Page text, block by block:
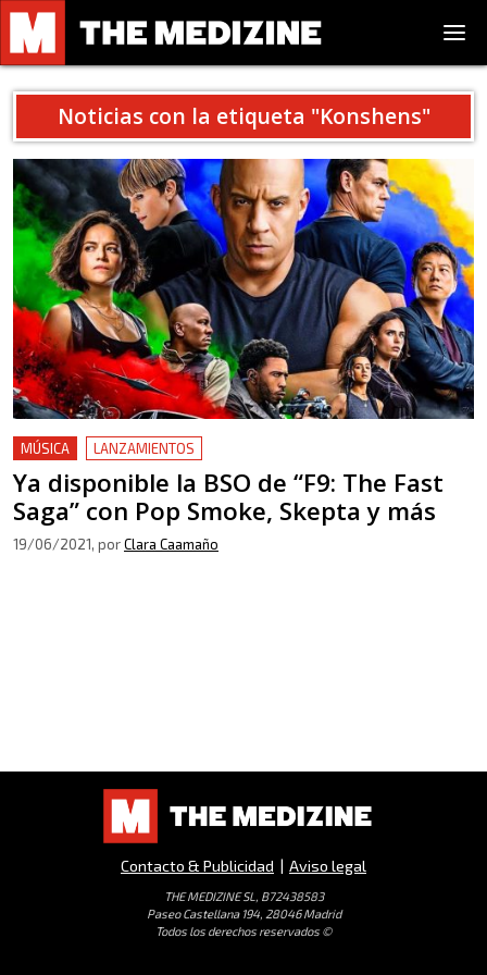
Noticias con la etiqueta "Konshens"
MÚSICA LANZAMIENTOS
Ya disponible la BSO de “F9: The Fast
Saga” con Pop Smoke, Skepta y más
19/06/2021, porClara Caamaño
Contacto & Publicidad | Aviso legal
THE MEDIZINE SL, B72438583
Paseo Castellana 194, 28046 Madrid
Todos los derechos reservados ©